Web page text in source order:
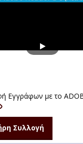
Εγγράφων με το
Συλλογή